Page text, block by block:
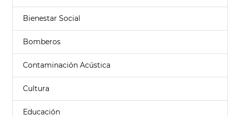
Bienestar Social
Bomberos
Contaminación Acústica
Cultura
Educación